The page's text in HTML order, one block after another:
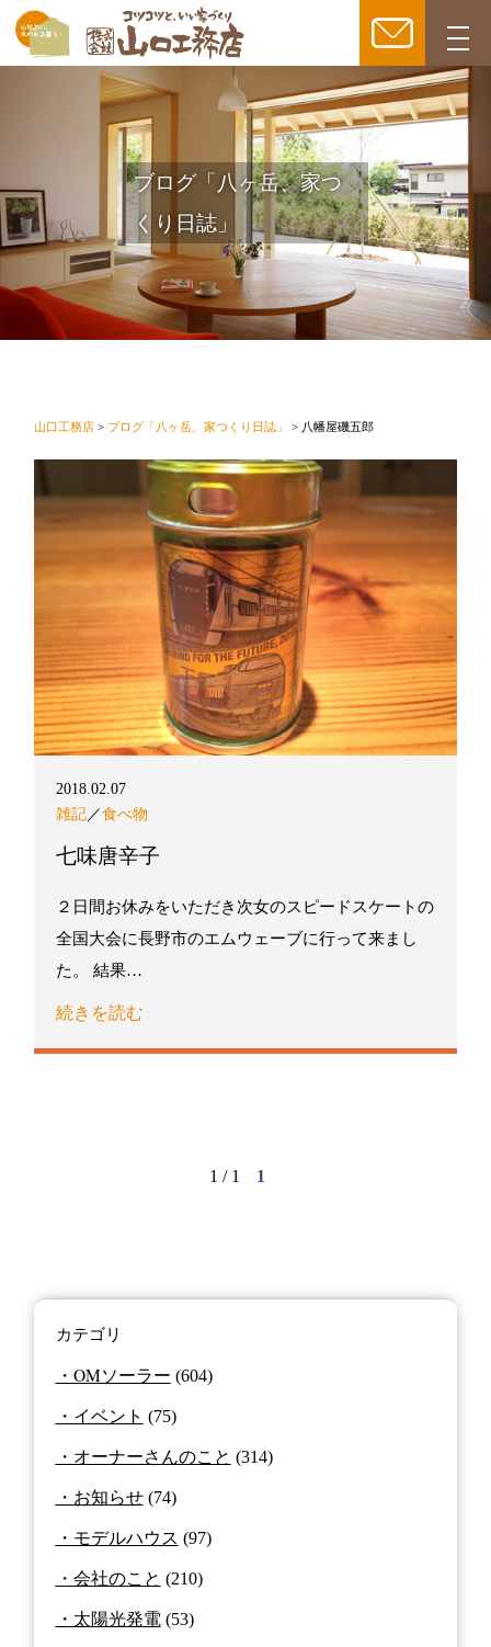
ブログ「八ヶ岳、家つ
くり日誌」
山口工務店 > ブログ「八ヶ岳、家つくり日誌」 > 八幡屋磯五郎
2018.02.07
雑記／食べ物
七味唐辛子
２日間お休みをいただき次女のスピードスケートの
全国大会に長野市のエムウェーブに行って来まし
た。 結果…
続きを読む
1 / 1 1
カテゴリ
OMソーラー (604)
イベント (75)
オーナーさんのこと (314)
お知らせ(74)
モデルハウス (97)
会社のこと (210)
太陽光発電(53)